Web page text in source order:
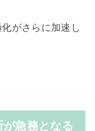
がさらに加速し
急務となる